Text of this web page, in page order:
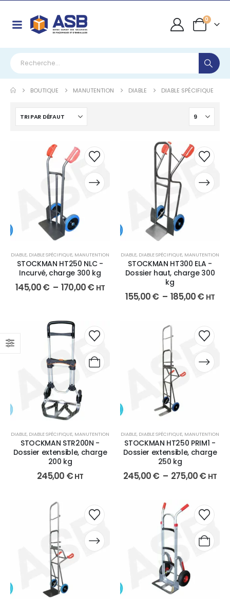
0
BOUTIQUE MANUTENTION DIABLE DIABLE SPÉCIFIQUE
DIABLE, DIABLE SPÉCIFIQUE, MANUTENTION
STOCKMAN HT250 NLC -
Incurvé, charge 300 kg
145,00€ – 170,00€ HT
DIABLE, DIABLE SPÉCIFIQUE, MANUTENTION
STOCKMAN HT300 ELA -
Dossier haut, charge 300
kg
155,00€ – 185,00€ HT
DIABLE, DIABLE SPÉCIFIQUE, MANUTENTION
STOCKMAN STR200N -
Dossier extensible, charge
200 kg
245,00 € HT
DIABLE, DIABLE SPÉCIFIQUE, MANUTENTION
STOCKMAN HT250 PRIM1 -
Dossier extensible, charge
250 kg
245,00€ – 275,00€ HT